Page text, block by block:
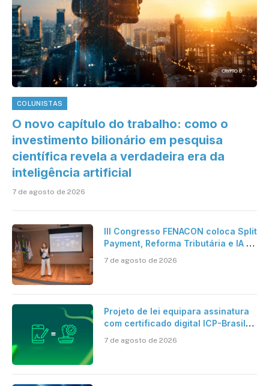
COLUNISTAS
O novo capítulo do trabalho: como o
investimento bilionário em pesquisa
científica revela a verdadeira era da
inteligência artificial
7 de agosto de 2026
III Congresso FENACON coloca Split
Payment, Reforma Tributária e IA no
7 de agosto de 2026
Projeto de lei equipara assinatura
com certificado digital ICP-Brasil
cartório
7 de agosto de 2026